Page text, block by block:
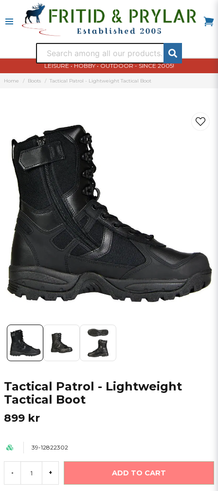
LEISURE • HOBBY • OUTDOOR - SINCE 2005!
Home Boots Tactical Patrol - Lightweight Tactical Boot
Tactical Patrol - Lightweight
Tactical Boot
899 kr
39-12822302
- + ADD TO CART